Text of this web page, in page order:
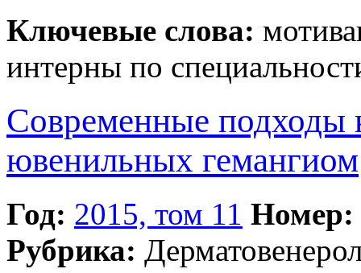
Ключевые слова:
интерны по
Современные подходы
ювенильных гемангиом
Год: 2015, том 11 Номер:
Рубрика: